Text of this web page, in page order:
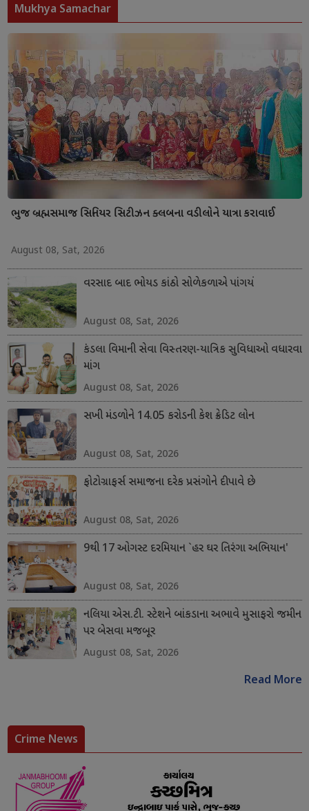
Mukhya Samachar
ભુજ બ્રહ્મસમાજ સિનિયર સિટીઝન ક્લબના વડીલોને યાત્રા કરાવાઈ
August 08, Sat, 2026
વરસાદ બાદ ભોયડ કાંઠો સોળેકળાએ પાંગર્યો
August 08, Sat, 2026
કંડલા વિમાની સેવા વિસ્તરણ-યાત્રિક સુવિધાઓ વધારવા
માંગ
August 08, Sat, 2026
સખી મંડળોને 14.05 કરોડની કેશ ક્રેડિટ લોન
August 08, Sat, 2026
ફોટોગ્રાફર્સ સમાજના દરેક પ્રસંગોને દીપાવે છે
August 08, Sat, 2026
9થી 17 ઓગસ્ટ દરમિયાન `હર ઘર તિરંગા અભિયાન'
August 08, Sat, 2026
નલિયા એસ.ટી. સ્ટેશને બાંકડાના અભાવે મુસાફરો જમીન
પર બેસવા મજબૂર
August 08, Sat, 2026
Read More
Crime News